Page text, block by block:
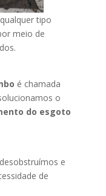
tipo
meio de
é chamada
o
do esgoto
e
de